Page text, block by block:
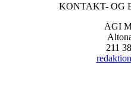
KONTAKT- OG
AGI
211